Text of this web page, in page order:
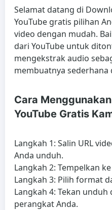
Selamat datang di
YouTube gratis pilihan
video dengan mudah.
dari YouTube untuk
mengekstrak audio
membuatnya sederhana
Cara
YouTube Gratis
Langkah 1: Salin URL
Anda unduh.
Langkah 2: Tempelkan
Langkah 3: Pilih format
Langkah 4: Tekan
perangkat Anda.